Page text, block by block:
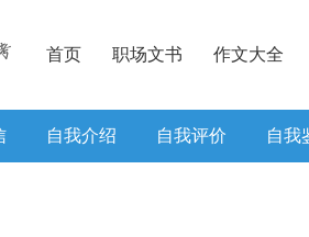
首页 职场文书 作文大全
自我介绍 自我评价 自我